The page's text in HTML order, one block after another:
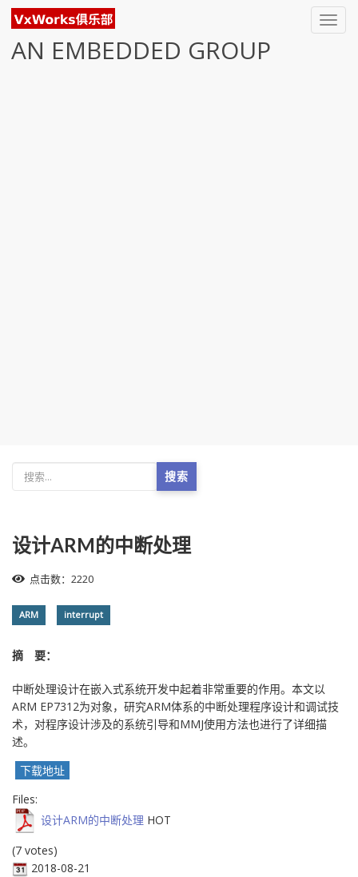
AN EMBEDDED GROUP
搜索
设计ARM的中断处理
点击数：2220
ARM interrupt
摘 要：
中断处理设计在嵌入式系统开发中起着非常重要的作用。本文以
ARM EP7312为对象，研究ARM体系的中断处理程序设计和调试技
术，对程序设计涉及的系统引导和MMJ使用方法也进行了详细描
述。
下载地址
Files:
设计ARM的中断处理 HOT
(7 votes)
2018-08-21